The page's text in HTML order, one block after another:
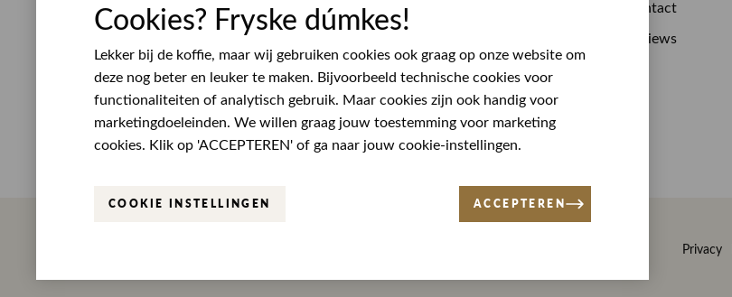
service@rinsmamodeplein.nl
Bezoekadres
Lijnbaan 10
8401 VL Gorredijk
Plan route
Openingstijden
Openingstijden Contact
Reviews
Privacy
Cookies? Fryske dúmkes!
Lekker bij de koffie, maar wij gebruiken cookies ook graag op onze website om
deze nog beter en leuker te maken. Bijvoorbeeld technische cookies voor
functionaliteiten of analytisch gebruik. Maar cookies zijn ook handig voor
marketingdoeleinden. We willen graag jouw toestemming voor marketing
cookies. Klik op 'ACCEPTEREN' of ga naar jouw cookie-instellingen.
COOKIE INSTELLINGEN ACCEPTEREN